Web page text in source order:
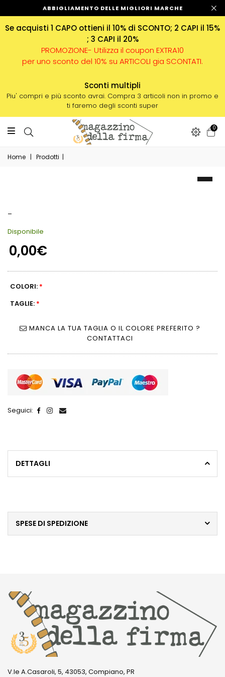
ABBIGLIAMENTO DELLE MIGLIORI MARCHE
Se acquisti 1 CAPO ottieni il 10% di SCONTO; 2 CAPI il 15%
; 3 CAPI il 20%
PROMOZIONE- Utilizza il coupon EXTRA10
per uno sconto del 10% su ARTICOLI gia SCONTATI.
Sconti multipli
Piu' compri e più sconto avrai. Compra 3 articoli non in promo e
ti faremo degli sconti super
0
Home | Prodotti |
-
Disponibile
0,00€
COLORI: *
TAGLIE: *
MANCA LA TUA TAGLIA O IL COLORE PREFERITO ?
CONTATTACI
Seguici:
DETTAGLI
SPESE DI SPEDIZIONE
V.le A.Casaroli, 5, 43053, Compiano, PR